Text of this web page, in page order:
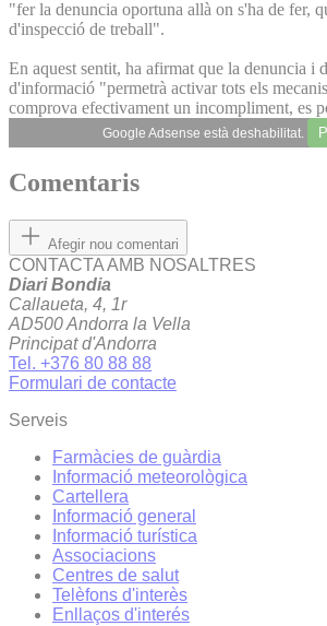
"fer la denuncia oportuna allà on s'ha de fer,
d'inspecció de treball".
En aquest sentit, ha afirmat que la denuncia i
d'informació "permetrà activar tots els
comprova efectivament un incompliment, es
Google Adsense està deshabilitat.
Comentaris
Afegir nou comentari
CONTACTA AMB NOSALTRES
Diari Bondia
Callaueta, 4, 1r
AD500 Andorra la Vella
Principat d'Andorra
Tel. +376 80 88 88
Formulari de contacte
Serveis
Farmàcies de guàrdia
Informació meteorològica
Cartellera
Informació general
Informació turística
Associacions
Centres de salut
Telèfons d'interès
Enllaços d'interés